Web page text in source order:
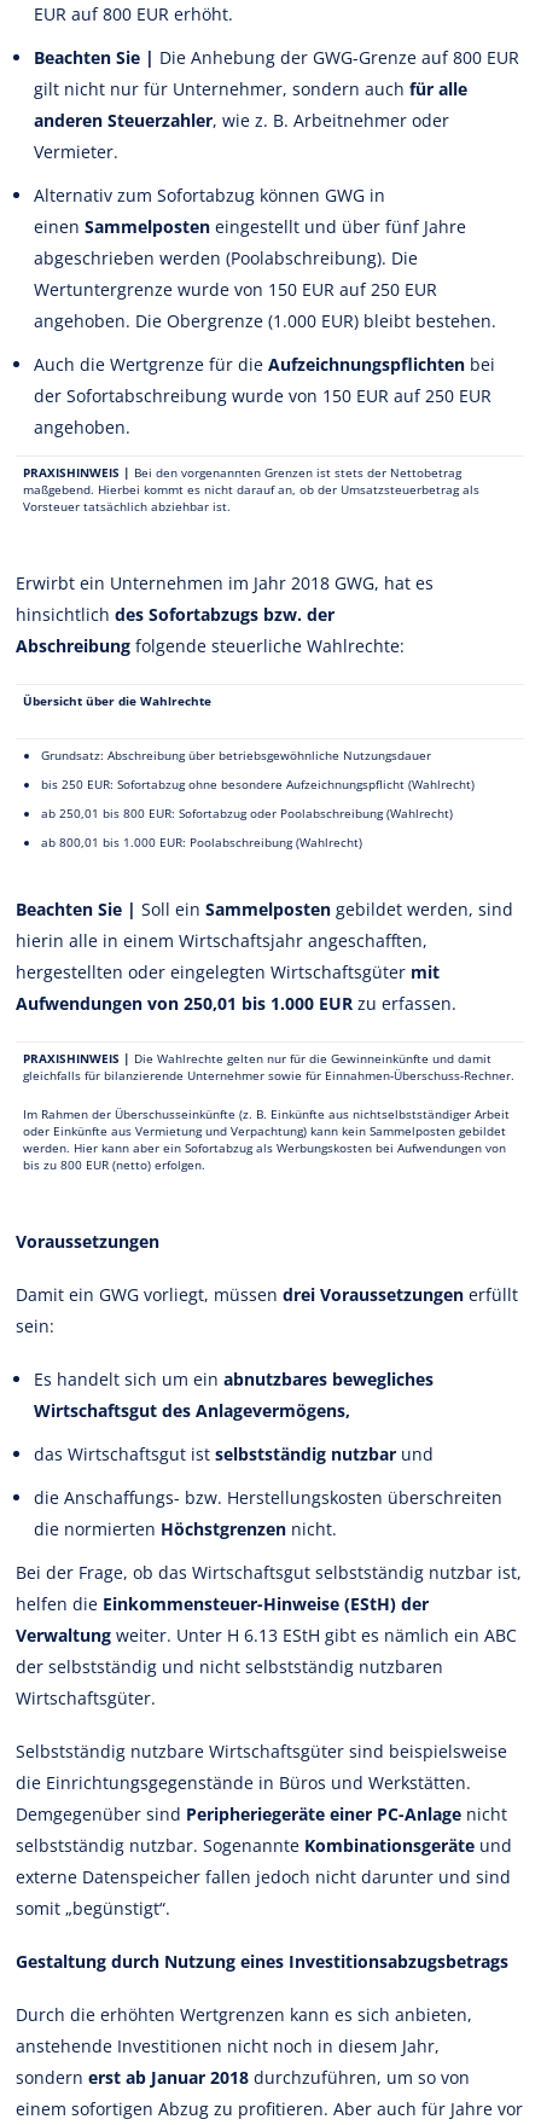
EUR auf 800 EUR erhöht.
Beachten Sie | Die Anhebung der GWG-Grenze auf 800 EUR
gilt nicht nur für Unternehmer, sondern auchfür alle
anderen Steuerzahler, wie z. B. Arbeitnehmer oder
Vermieter.
Alternativ zum Sofortabzug können GWG in
einenSammelposten eingestellt und über fünf Jahre
abgeschrieben werden (Poolabschreibung). Die
Wertuntergrenze wurde von 150 EUR auf 250 EUR
angehoben. Die Obergrenze (1.000 EUR) bleibt bestehen.
Auch die Wertgrenze für dieAufzeichnungspflichten bei
der Sofortabschreibung wurde von 150 EUR auf 250 EUR
angehoben.
PRAXISHINWEIS | Bei den vorgenannten Grenzen ist stets der Nettobetrag
maßgebend. Hierbei kommt es nicht darauf an, ob der Umsatzsteuerbetrag als
Vorsteuer tatsächlich abziehbar ist.
Erwirbt ein Unternehmen im Jahr 2018 GWG, hat es
hinsichtlichdes Sofortabzugs bzw. der
Abschreibung folgende steuerliche Wahlrechte:
Übersicht über die Wahlrechte
Grundsatz: Abschreibung über betriebsgewöhnliche Nutzungsdauer
bis 250 EUR: Sofortabzug ohne besondere Aufzeichnungspflicht (Wahlrecht)
ab 250,01 bis 800 EUR: Sofortabzug oder Poolabschreibung (Wahlrecht)
ab 800,01 bis 1.000 EUR: Poolabschreibung (Wahlrecht)
Beachten Sie |Soll einSammelposten gebildet werden, sind
hierin alle in einem Wirtschaftsjahr angeschafften,
hergestellten oder eingelegten Wirtschaftsgüter mit
Aufwendungen von 250,01 bis 1.000 EUR zu erfassen.
PRAXISHINWEIS | Die Wahlrechte gelten nur für die Gewinneinkünfte und damit
gleichfalls für bilanzierende Unternehmer sowie für Einnahmen-Überschuss-Rechner.
Im Rahmen der Überschusseinkünfte (z. B. Einkünfte aus nichtselbstständiger Arbeit
oder Einkünfte aus Vermietung und Verpachtung) kann kein Sammelposten gebildet
werden. Hier kann aber ein Sofortabzug als Werbungskosten bei Aufwendungen von
bis zu 800 EUR (netto) erfolgen.
Voraussetzungen
Damit ein GWG vorliegt, müssendrei Voraussetzungen erfüllt
sein:
Es handelt sich um einabnutzbares bewegliches
Wirtschaftsgut des Anlagevermögens,
das Wirtschaftsgut istselbstständig nutzbar und
die Anschaffungs- bzw. Herstellungskosten überschreiten
die normierten Höchstgrenzen nicht.
Bei der Frage, ob das Wirtschaftsgut selbstständig nutzbar ist,
helfen die Einkommensteuer-Hinweise (EStH) der
Verwaltungweiter. Unter H 6.13 EStH gibt es nämlich ein ABC
der selbstständig und nicht selbstständig nutzbaren
Wirtschaftsgüter.
Selbstständig nutzbare Wirtschaftsgüter sind beispielsweise
die Einrichtungsgegenstände in Büros und Werkstätten.
Demgegenüber sind Peripheriegeräte einer PC-Anlage nicht
selbstständig nutzbar. Sogenannte Kombinationsgeräte und
externe Datenspeicher fallen jedoch nicht darunter und sind
somit „begünstigt“.
Gestaltung durch Nutzung eines Investitionsabzugsbetrags
Durch die erhöhten Wertgrenzen kann es sich anbieten,
anstehende Investitionen nicht noch in diesem Jahr,
sondernerst ab Januar 2018 durchzuführen, um so von
einem sofortigen Abzug zu profitieren. Aber auch für Jahre vor